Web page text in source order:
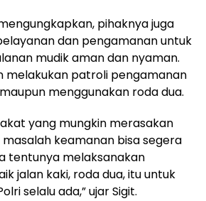
pihaknya juga
dan pengamanan untuk
mudik aman dan nyaman.
melakukan patroli pengamanan
menggunakan roda dua.
yang mungkin merasakan
keamanan bisa segera
tentunya melaksanakan
jalan kaki, roda dua, itu untuk
selalu ada,” ujar Sigit.